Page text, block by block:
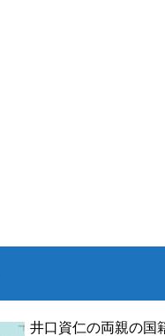
井口資仁の両親の国